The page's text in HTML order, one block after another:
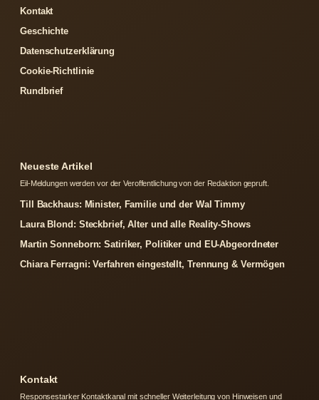
Kontakt
Geschichte
Datenschutzerklärung
Cookie-Richtlinie
Rundbrief
Neueste Artikel
Eil-Meldungen werden vor der Veroffentlichung von der Redaktion gepruft.
Till Backhaus: Minister, Familie und der Wal Timmy
Laura Blond: Steckbrief, Alter und alle Reality-Shows
Martin Sonneborn: Satiriker, Politiker und EU-Abgeordneter
Chiara Ferragni: Verfahren eingestellt, Trennung & Vermögen
Kontakt
Responsestarker Kontaktkanal mit schneller Weiterleitung von Hinweisen und